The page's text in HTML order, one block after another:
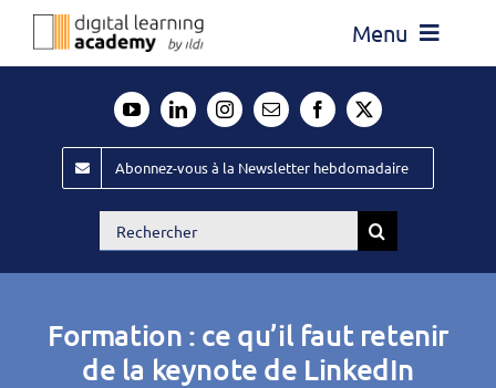
Passer
Menu
Évènements ILDI
Offres d’emploi
Publiez
Abonnez-vous à la Newsletter hebdomadaire
Rechercher:
Formation : ce qu’il faut retenir
de la keynote de LinkedIn